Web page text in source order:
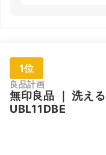
1位
良品計画
無印良品 ｜洗え
UBL11DBE